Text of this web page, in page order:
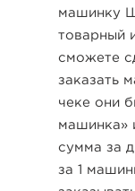
машинку
товарный
сможете
заказать
чеке они
машинка»
сумма за
за 1